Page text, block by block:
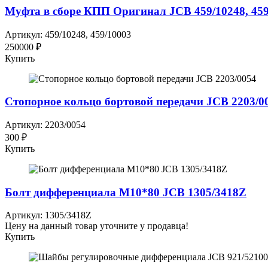
Муфта в сборе КПП Оригинал JCB 459/10248,
Артикул: 459/10248, 459/10003
250000 ₽
Купить
Стопорное кольцо бортовой передачи JCB 2203/
Артикул: 2203/0054
300 ₽
Купить
Болт дифференциала М10*80 JCB 1305/3418Z
Артикул: 1305/3418Z
Цену на данный товар уточните у продавца!
Купить